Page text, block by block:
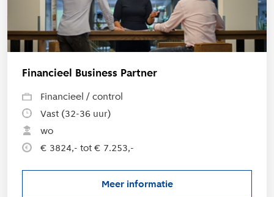
Financieel Business Partner
Financieel / control
Vast (32-36 uur)
wo
€ 3824,- tot € 7.253,-
Meer informatie
over de vacature Financieel